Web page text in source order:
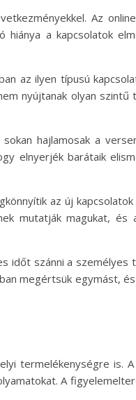
Az
a kapcsolatok
az ilyen típusú
nyújtanak olyan szintű
hajlamosak a
elnyerjék barátaik
az új kapcsolatok
mutatják magukat,
időt szánni a személyes
megértsük egymást,
termelékenységre is.
A